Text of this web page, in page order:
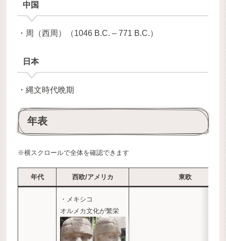
中国
・周（西周）（1046 B.C. – 771 B.C.）
日本
・縄文時代晩期
年表
※横スクロールで全体を確認できます
年代 西欧/アメリカ 東欧
・メキシコ
オルメカ文化が繁栄